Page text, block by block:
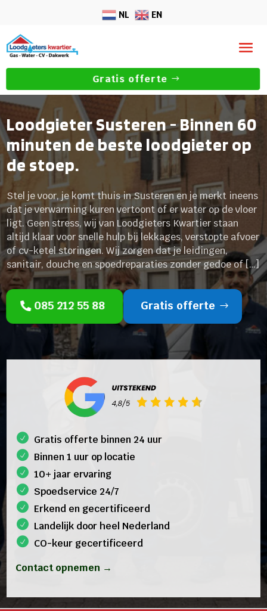
NL EN
Gratis offerte
Loodgieter Susteren - Binnen 60
minuten de beste loodgieter op
de stoep.
Stel je voor, je komt thuis in Susteren en je merkt ineens
dat je verwarming kuren vertoont of er water op de vloer
ligt. Geen stress, wij van Loodgieters Kwartier staan
altijd klaar voor snelle hulp bij lekkages, verstopte afvoer
of cv-ketel storingen. Wij zorgen dat je leidingen,
sanitair, douche en spoedreparaties zonder gedoe of […]
085 212 55 88 Gratis offerte
Gratis offerte binnen 24 uur
Binnen 1 uur op locatie
10+ jaar ervaring
Spoedservice 24/7
Erkend en gecertificeerd
Landelijk door heel Nederland
CO-keur gecertificeerd
Contact opnemen →